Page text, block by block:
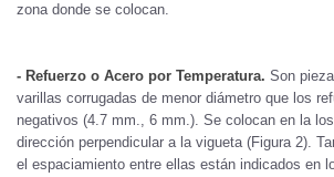
zona donde se colocan.
- Refuerzo o Acero por Temperatura. Son
varillas corrugadas de menor diámetro que los
negativos (4.7 mm., 6 mm.). Se colocan en la
dirección perpendicular a la vigueta (Figura 2).
el espaciamiento entre ellas están indicados en